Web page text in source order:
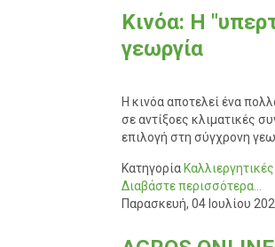
Κινόα: Η
γεωργία
Η κινόα αποτελεί ένα
σε αντίξοες κλιματικές
επιλογή στη σύγχρονη
Κατηγορία
Διαβάστε περισσότερα...
Παρασκευή, 04 Ιουλίου